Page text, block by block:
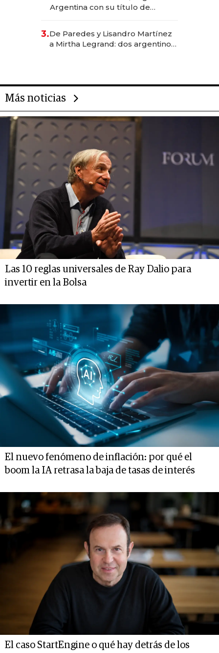
Argentina con su título de
las marcas "fast premium"
3.De Paredes y Lisandro Martínez
a Mirtha Legrand: dos argentinos
Más noticias
Las 10 reglas universales de Ray Dalio para
invertir en la Bolsa
El nuevo fenómeno de inflación: por qué el
boom la IA retrasa la baja de tasas de interés
El caso StartEngine o qué hay detrás de los